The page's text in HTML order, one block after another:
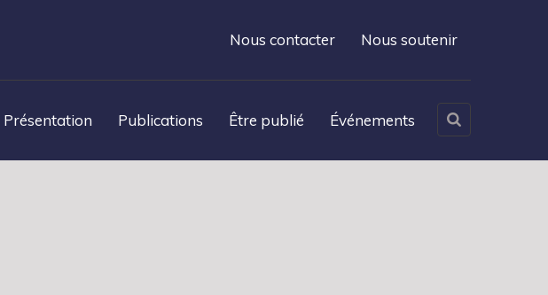
Nous contacter Nous soutenir
Présentation Publications Être publié Événements